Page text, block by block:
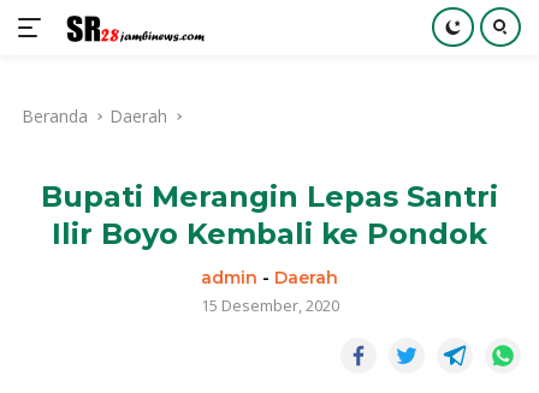
kontenBeranda Daerah
Bupati Merangin Lepas Santri
Ilir Boyo Kembali ke Pondok
admin - Daerah
15 Desember, 2020